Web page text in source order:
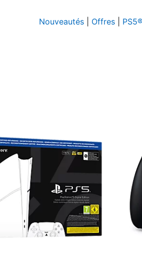
Nouveautés| Offres| PS5®